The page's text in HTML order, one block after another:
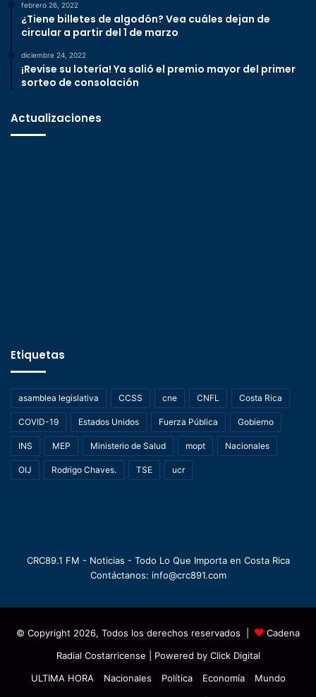
febrero 26, 2022
¿Tiene billetes de algodón? Vea cuáles dejan de
circular a partir del 1 de marzo
diciembre 24, 2022
¡Revise su lotería! Ya salió el premio mayor del primer
sorteo de consolación
Actualizaciones
Etiquetas
asamblea legislativa CCSS cne CNFL Costa Rica
COVID-19 Estados Unidos Fuerza Pública Gobierno
INS MEP Ministerio de Salud mopt Nacionales
OIJ Rodrigo Chaves. TSE ucr
CRC89.1 FM - Noticias - Todo Lo Que Importa en Costa Rica
Contáctanos: info@crc891.com
© Copyright 2026, Todos los derechos reservados |
Cadena
Radial Costarricense | Powered by Click Digital
ULTIMA HORA
Nacionales Política Economía
Mundo